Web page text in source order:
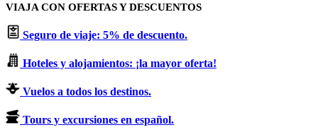
VIAJA CON OFERTAS Y DESCUENTOS
Seguro de viaje: 5% de descuento.
Hoteles y alojamientos: ¡la mayor oferta!
Vuelos a todos los destinos.
Tours y excursiones en español.